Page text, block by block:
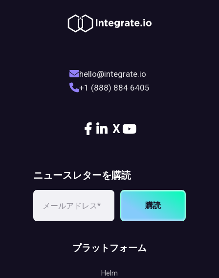
hello@integrate.io
+1 (888) 884 6405
X
ニュースレターを購読
購読
プラットフォーム
Helm